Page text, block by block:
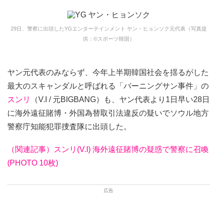
29日、警察に出頭したYGエンターテインメント ヤン・ヒョンソク元代表（写真提
供：©スポーツ韓国）
ヤン元代表のみならず、今年上半期韓国社会を揺るがした
最大のスキャンダルと呼ばれる「バーニングサン事件」の
スンリ
（V.I / 元BIGBANG）も、ヤン代表より1日早い28日
に海外遠征賭博・外国為替取引法違反の疑いでソウル地方
警察庁知能犯罪捜査隊に出頭した。
（関連記事）スンリ(V.I) 海外遠征賭博の疑惑で警察に召喚
(PHOTO 10枚)